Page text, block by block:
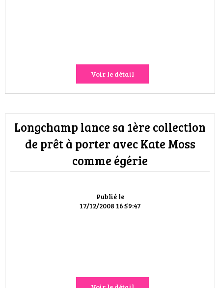
Voir le détail
Publié le
17/12/2008 16:59:47
Longchamp lance sa 1ère collection
de prêt à porter avec Kate Moss
comme égérie